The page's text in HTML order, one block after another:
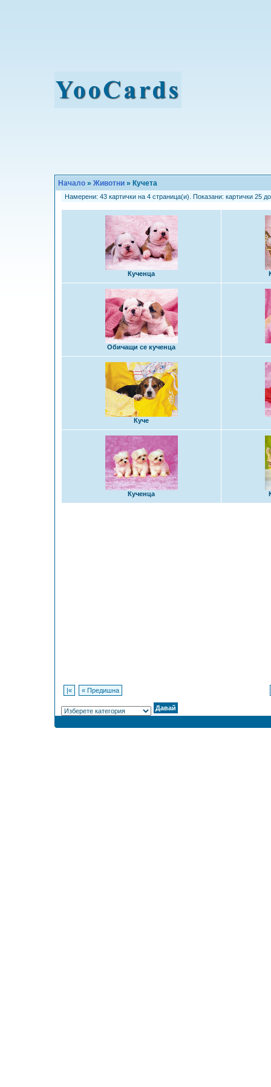
Начало » Животни » Кучета
Намерени: 43 картички на 4 страница(и). Показани: картички 25
Кученца
Обичащи се кученца
Куче
Кученца
|« « Предишна